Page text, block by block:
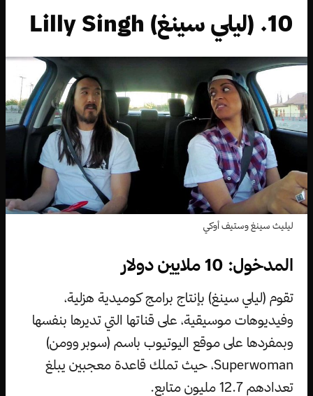
10. (ليلي سينغ) Lilly Singh
ليليث سينغ وستيف أوكي
المدخول: 10 ملايين دولار
تقوم (ليلي سينغ) بإنتاج برامج كوميدية هزلية،
وفيديوهات موسيقية، على قناتها التي تديرها بنفسها
وبمفردها على موقع اليوتيوب باسم (سوبر وومن)
Superwoman، حيث تملك قاعدة معجبين يبلغ
تعدادهم 12.7 مليون متابع.